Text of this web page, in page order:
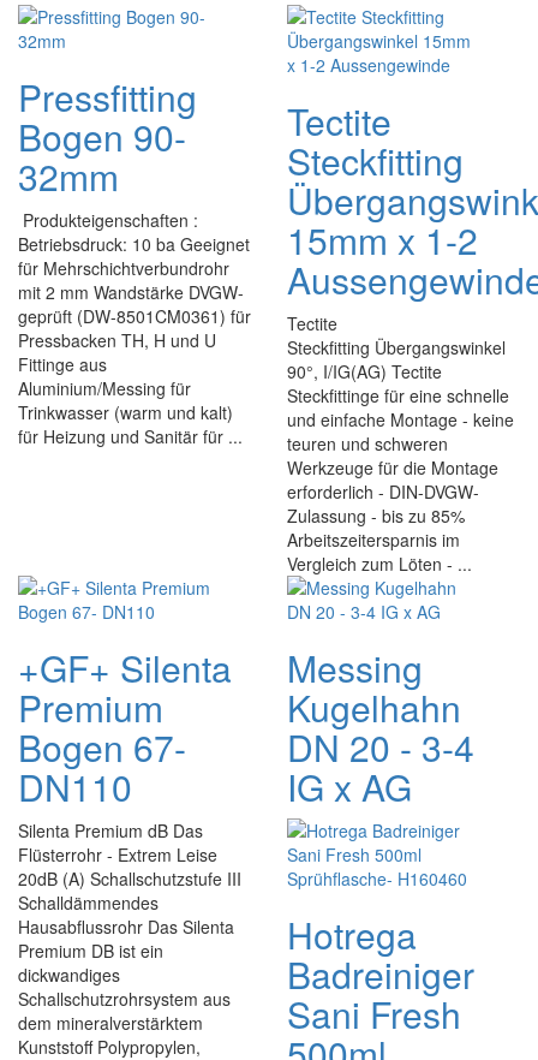
Pressfitting
Bogen 90-
32mm
Produkteigenschaften :
Betriebsdruck: 10 ba Geeignet
für Mehrschichtverbundrohr
mit 2 mm Wandstärke DVGW-
geprüft (DW-8501CM0361) für
Pressbacken TH, H und U
Fittinge aus
Aluminium/Messing für
Trinkwasser (warm und kalt)
für Heizung und Sanitär für ...
Tectite
Steckfitting
15mm x 1-2
Tectite
Steckfitting Übergangswinkel
90°, I/IG(AG) Tectite
Steckfittinge für eine schnelle
und einfache Montage - keine
teuren und schweren
Werkzeuge für die Montage
erforderlich - DIN-DVGW-
Zulassung - bis zu 85%
Arbeitszeitersparnis im
Vergleich zum Löten - ...
+GF+ Silenta
Premium
Bogen 67-
DN110
Silenta Premium dB Das
Flüsterrohr - Extrem Leise
20dB (A) Schallschutzstufe III
Schalldämmendes
Hausabflussrohr Das Silenta
Premium DB ist ein
dickwandiges
Schallschutzrohrsystem aus
dem mineralverstärktem
Kunststoff Polypropylen,
Messing
Kugelhahn
DN 20 - 3-4
IG x AG
Hotrega
Badreiniger
Sani Fresh